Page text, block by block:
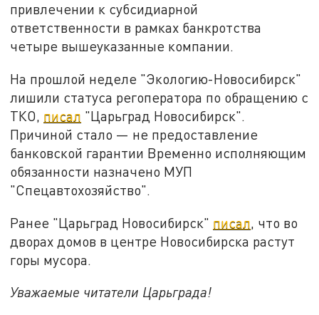
привлечении к субсидиарной
ответственности в рамках банкротства
четыре вышеуказанные компании.
На прошлой неделе "Экологию-Новосибирск"
лишили статуса регоператора по обращению с
ТКО, писал "Царьград Новосибирск".
Причиной стало — не предоставление
банковской гарантии Временно исполняющим
обязанности назначено МУП
"Спецавтохозяйство".
Ранее "Царьград Новосибирск" писал , что во
дворах домов в центре Новосибирска растут
горы мусора.
Уважаемые читатели Царьграда!